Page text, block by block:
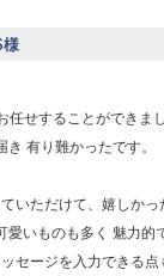
任せすることができま
有り難かったです。
いただけて、嬉しかっ
愛いものも多く 魅力的
セージを入力できる